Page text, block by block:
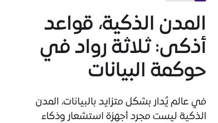
المدن الذكية، قواعد
أذكى: ثلاثة رواد في
حوكمة البيانات
في عالم يُدار بشكل متزايد بالبيانات، المدن
الذكية ليست مجرد أجهزة استشعار وذكاء